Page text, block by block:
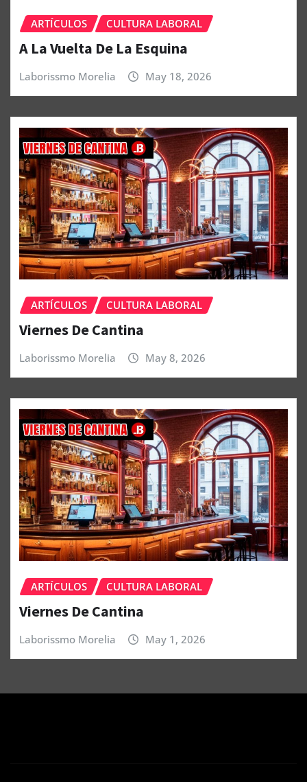
ARTÍCULOS CULTURA LABORAL
A La Vuelta De La Esquina
Laborissmo Morelia May 18, 2026
ARTÍCULOS CULTURA LABORAL
Viernes De Cantina
Laborissmo Morelia May 8, 2026
ARTÍCULOS CULTURA LABORAL
Viernes De Cantina
Laborissmo Morelia May 1, 2026